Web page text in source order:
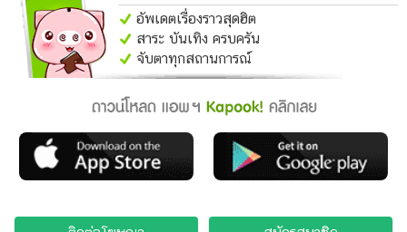
อัพเดตเรื่องราวสุดฮิต
สาระ บันเทิง ครบครัน
จับตาทุกสถานการณ์